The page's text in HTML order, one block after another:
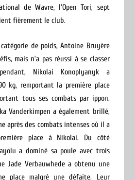
de Wavre, l’Open Tori, sept
fièrement le club.
de poids, Antoine Bruyère
mais n’a pas réussi à se classer
Nikolai Konoplyanyk a
kg, remportant la première place
tous ses combats par ippon.
Vanderkimpen a également brillé,
après des combats intenses où il a
place à Nikolai. Du côté
a dominé sa poule avec trois
Jade Verbauwhede a obtenu une
place malgré une défaite. Leur